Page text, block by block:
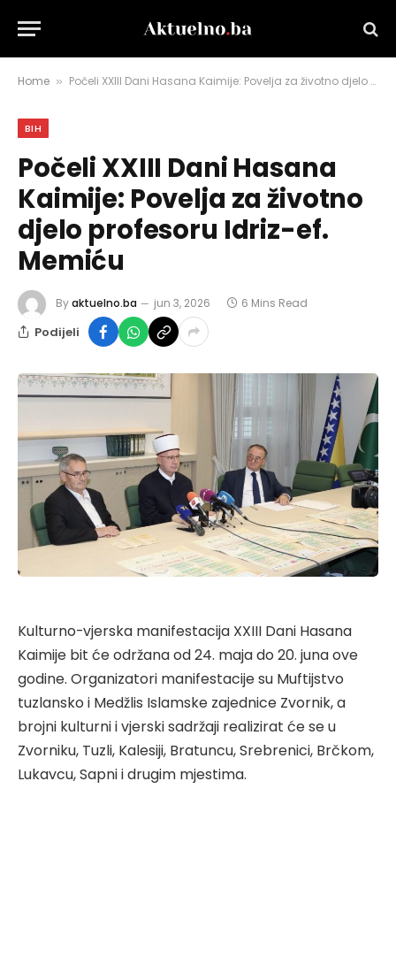
Home » Počeli XXIII Dani Hasana Kaimije: Povelja za životno djelo profesoru Idriz-ef. Memiću
BIH
Počeli XXIII Dani Hasana
Kaimije: Povelja za životno
djelo profesoru Idriz-ef.
Memiću
Byaktuelno.ba jun 3, 2026 6 Mins Read
Podijeli
Kulturno-vjerska manifestacija XXIII Dani Hasana
Kaimije bit će održana od 24. maja do 20. juna ove
godine. Organizatori manifestacije su Muftijstvo
tuzlansko i Medžlis Islamske zajednice Zvornik, a
brojni kulturni i vjerski sadržaji realizirat će se u
Zvorniku, Tuzli, Kalesiji, Bratuncu, Srebrenici, Brčkom,
Lukavcu, Sapni i drugim mjestima.